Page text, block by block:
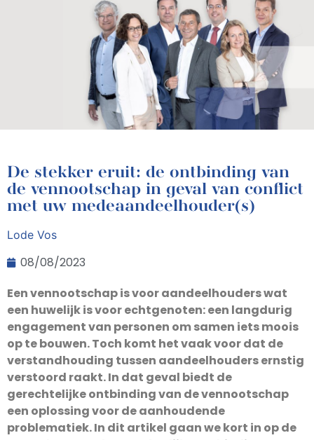
De stekker eruit: de ontbinding van
de vennootschap in geval van conflict
met uw medeaandeelhouder(s)
Lode Vos
08/08/2023
Een vennootschap is voor aandeelhouders wat
een huwelijk is voor echtgenoten: een langdurig
engagement van personen om samen iets moois
op te bouwen. Toch komt het vaak voor dat de
verstandhouding tussen aandeelhouders ernstig
verstoord raakt. In dat geval biedt de
gerechtelijke ontbinding van de vennootschap
een oplossing voor de aanhoudende
problematiek. In dit artikel gaan we kort in op de